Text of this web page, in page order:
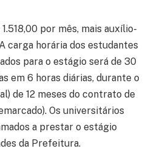
por mês, mais auxílio-
carga horária dos estudantes
para o estágio será de 30
em 6 horas diárias, durante o
de 12 meses do contrato de
Os universitários
a prestar o estágio
da Prefeitura.